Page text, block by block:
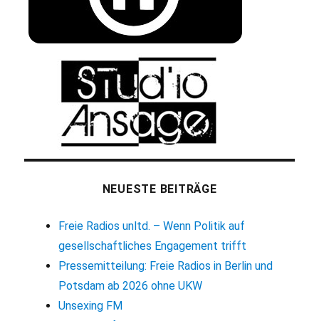
NEUESTE BEITRÄGE
Freie Radios unltd. – Wenn Politik auf
gesellschaftliches Engagement trifft
Pressemitteilung: Freie Radios in Berlin und
Potsdam ab 2026 ohne UKW
Unsexing FM